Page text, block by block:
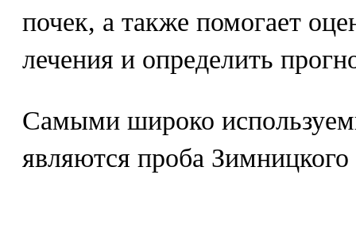
почек, а также помогает
лечения и определить
Самыми широко
являются проба